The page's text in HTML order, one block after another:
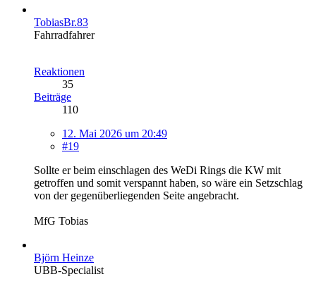
TobiasBr.83
Fahrradfahrer
Reaktionen
35
Beiträge
110
12. Mai 2026 um 20:49
#19
Sollte er beim einschlagen des WeDi Rings die KW mit
getroffen und somit verspannt haben, so wäre ein Setzschlag
von der gegenüberliegenden Seite angebracht.
MfG Tobias
Björn Heinze
UBB-Specialist